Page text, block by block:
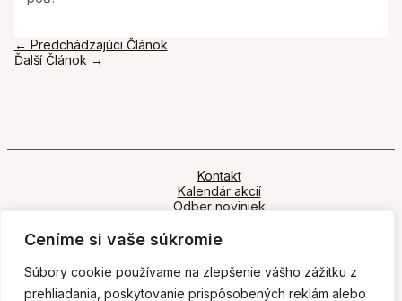
Ceníme si vaše súkromie
Súbory cookie používame na zlepšenie vášho zážitku z
prehliadania, poskytovanie prispôsobených reklám alebo
Navigácia
v
← Predchádzajúci Článok
Ďalší Článok →
Kontakt
Kalendár akcií
Odber noviniek